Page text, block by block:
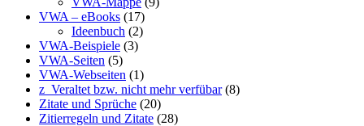
VWA – eBooks (17)
Ideenbuch (2)
VWA-Beispiele (3)
VWA-Seiten (5)
VWA-Webseiten (1)
z_Veraltet bzw. nicht mehr verfübar(8)
Zitate und Sprüche (20)
Zitierregeln und Zitate (28)